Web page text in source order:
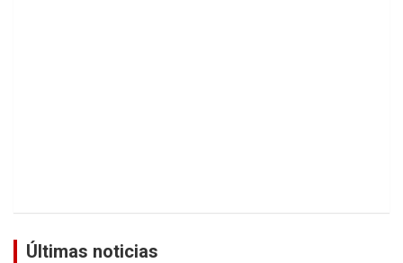
Últimas noticias